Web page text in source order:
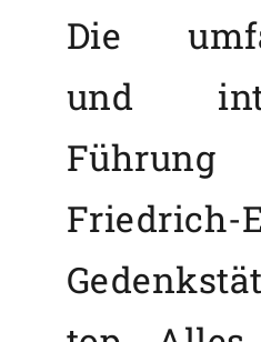
Die
und
Friedrich-